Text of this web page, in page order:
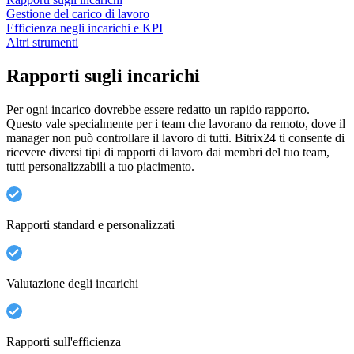
Gestione del carico di lavoro
Efficienza negli incarichi e KPI
Altri strumenti
Rapporti sugli incarichi
Per ogni incarico dovrebbe essere redatto un rapido rapporto.
Questo vale specialmente per i team che lavorano da remoto, dove il
manager non può controllare il lavoro di tutti. Bitrix24 ti consente di
ricevere diversi tipi di rapporti di lavoro dai membri del tuo team,
tutti personalizzabili a tuo piacimento.
Rapporti standard e personalizzati
Valutazione degli incarichi
Rapporti sull'efficienza